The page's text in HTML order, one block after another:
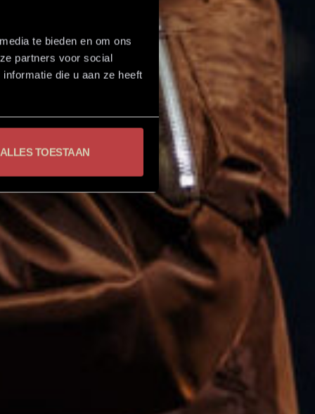
te bieden en om ons
partners voor social
die u aan ze heeft
ALLES TOESTAAN